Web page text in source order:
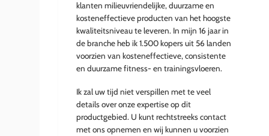
klanten milieuvriendelijke, duurzame en
kosteneffectieve producten van het hoogste
kwaliteitsniveau te leveren. In mijn 16 jaar in
de branche heb ik 1.500 kopers uit 56 landen
voorzien van kosteneffectieve, consistente
en duurzame fitness- en trainingsvloeren.
Ik zal uw tijd niet verspillen met te veel
details over onze expertise op dit
productgebied. U kunt rechtstreeks contact
met ons opnemen en wij kunnen u voorzien